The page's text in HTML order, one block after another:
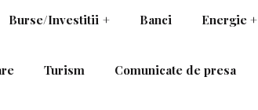
Burse/Investitii + Banci Energie +
Turism Comunicate de presa